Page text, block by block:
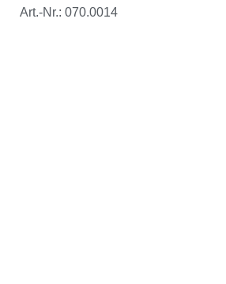
Art.-Nr.: 070.0014